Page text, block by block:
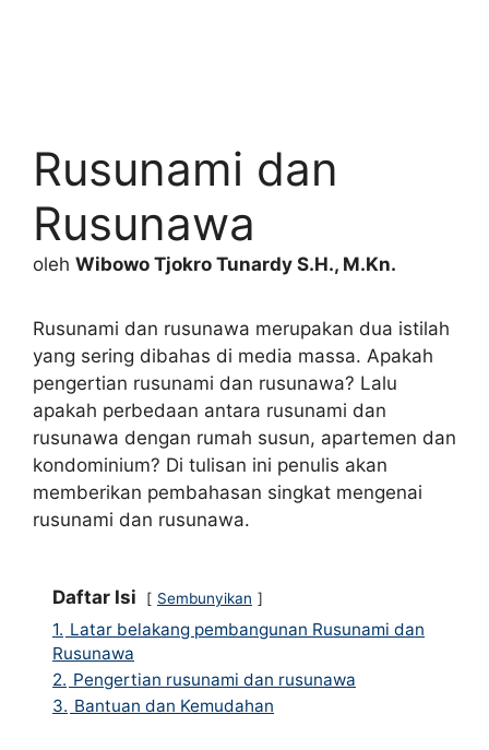
Rusunami dan
Rusunawa
oleh Wibowo Tjokro Tunardy S.H., M.Kn.
Rusunami dan rusunawa merupakan dua istilah
yang sering dibahas di media massa. Apakah
pengertian rusunami dan rusunawa? Lalu
apakah perbedaan antara rusunami dan
rusunawa dengan rumah susun, apartemen dan
kondominium? Di tulisan ini penulis akan
memberikan pembahasan singkat mengenai
rusunami dan rusunawa.
Daftar Isi Sembunyikan
1. Latar belakang pembangunan Rusunami dan
Rusunawa
2. Pengertian rusunami dan rusunawa
3. Bantuan dan Kemudahan